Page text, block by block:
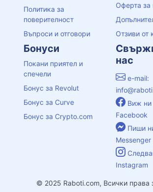
Политика за
поверителност
Въпроси и отговори
Оферта за
Отзиви от
Бонуси
Покани приятел и
спечели
Бонус за Revolut
Бонус за Curve
Бонус за Crypto.com
нас
e-mail:
Виж ни
Facebook
Пиши
Messenger
Instagram
© 2025 Raboti.com, Всички права